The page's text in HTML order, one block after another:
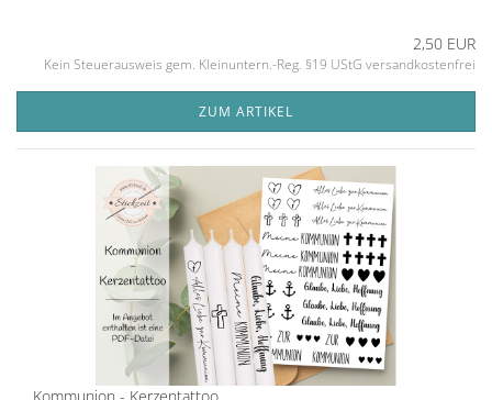
2,50 EUR
Kein Steuerausweis gem. Kleinuntern.-Reg. §19 UStG versandkostenfrei
ZUM ARTIKEL